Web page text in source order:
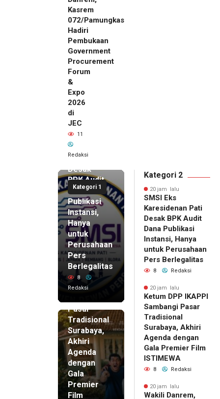
Kasrem
072/Pamungkas
Hadiri
Pembukaan
Government
Procurement
Forum
&
Expo
2026
di
JEC
11
Redaksi
Kategori 1
20 jam lalu
SMSI Eks
Karesidenan
Pati
Desak
BPK Audit
Dana
Publikasi
Instansi,
Hanya
untuk
Perusahaan
Pers
Berlegalitas
8
Redaksi
20 jam lalu
Ketum
DPP
IKAPPI
Pasar
Tradisional
Surabaya,
Akhiri
Agenda
dengan
Gala
Premier
Film
Kategori 2
20 jam lalu
SMSI Eks
Karesidenan Pati
Desak BPK Audit
Dana Publikasi
Instansi, Hanya
untuk Perusahaan
Pers Berlegalitas
8 Redaksi
20 jam lalu
Ketum DPP IKAPPI
Sambangi Pasar
Tradisional
Surabaya, Akhiri
Agenda dengan
Gala Premier Film
ISTIMEWA
8 Redaksi
20 jam lalu
Wakili Danrem,